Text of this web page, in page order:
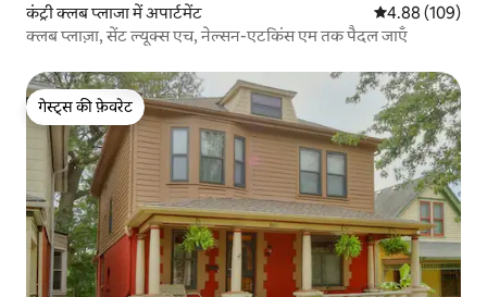
कंट्री क्लब प्लाजा में अपार्टमेंट औसत रेटिंग 5 में से
4.88 (109)
क्लब प्लाज़ा, सेंट ल्यूक्स एच, नेल्सन-एटकिंस एम तक पैदल जाएँ
गेस्ट्स की फ़ेवरेट
गेस्ट्स की फ़ेवरेट